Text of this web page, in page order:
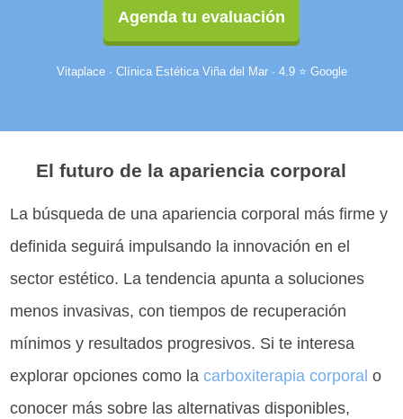
Agenda tu evaluación
Vitaplace · Clínica Estética Viña del Mar · 4.9 ⭐ Google
El futuro de la apariencia corporal
La búsqueda de una apariencia corporal más firme y
definida seguirá impulsando la innovación en el
sector estético. La tendencia apunta a soluciones
menos invasivas, con tiempos de recuperación
mínimos y resultados progresivos. Si te interesa
explorar opciones como lacarboxiterapia corporal o
conocer más sobre las alternativas disponibles,